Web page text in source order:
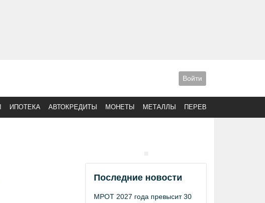
Войти
ИПОТЕКА АВТОКРЕДИТЫ МОНЕТЫ МЕТАЛЛЫ ПЕРЕВОДЫ
Последние новости
МРОТ 2027 года превысит 30